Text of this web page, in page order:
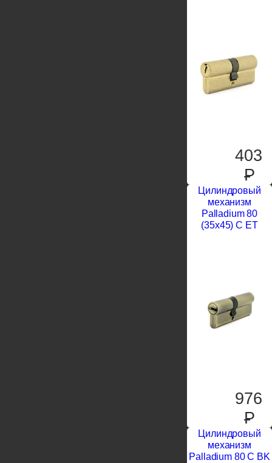
403
P
Цилиндровый
механизм
Palladium 80
(35х45) C ET
976
P
Цилиндровый
механизм
Palladium 80 C BK